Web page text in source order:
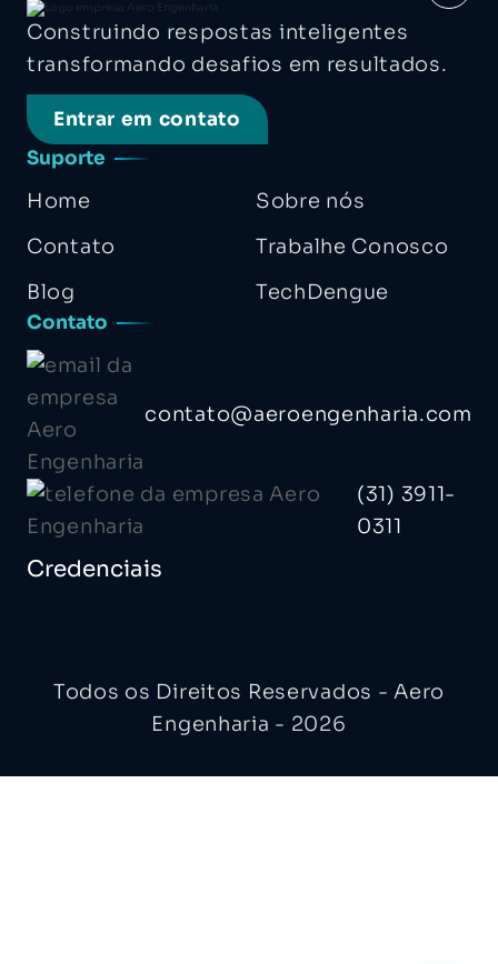
Construindo respostas inteligentes
transformando desafios em resultados.
Entrar em contato
Suporte
Home
Sobre nós
Contato
Trabalhe Conosco
Blog
TechDengue
Contato
contato@aeroengenharia.com
(31) 3911-
0311
Credenciais
Todos os Direitos Reservados - Aero
Engenharia - 2026